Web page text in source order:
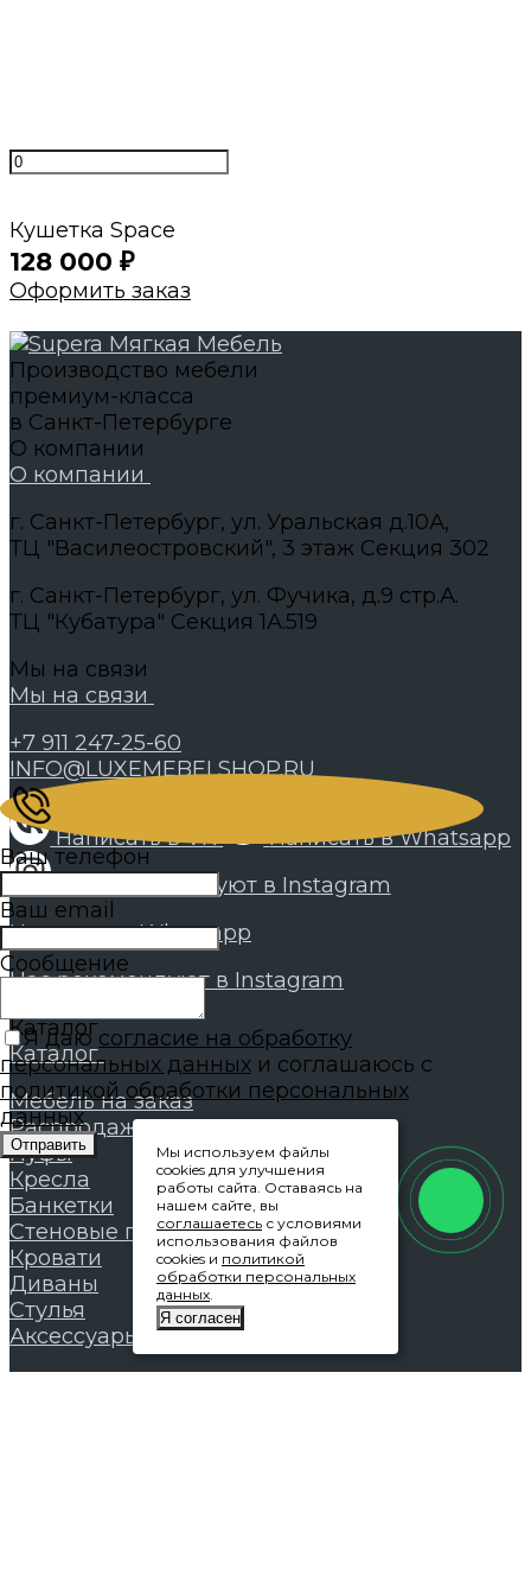
Кушетка Space
128 000 ₽
Оформить заказ
Производство мебели
премиум-класса
в Санкт-Петербурге
О компании
О компании
г. Санкт-Петербург, ул. Уральская д.10А,
ТЦ "Василеостровский", 3 этаж Секция 302
г. Санкт-Петербург, ул. Фучика, д.9 стр.А.
ТЦ "Кубатура" Секция 1А.519
Мы на связи
Мы на связи
+7 911 247-25-60
INFO@LUXEMEBELSHOP.RU
Написать в VK
Написать в Whatsapp
Нас рекомендуют в Instagram
Написать в Whatsapp
Нас рекомендуют в Instagram
Каталог
Каталог
Мебель на заказ
Распродажа
Пуфы
Кресла
Банкетки
Стеновые панели
Кровати
Диваны
Стулья
Аксессуары
Ваш телефон
Ваш email
Сообщение
Я даю согласие на обработку
персональных данных и соглашаюсь с
политикой обработки персональных
данных
Отправить
Мы используем файлы
cookies для улучшения
работы сайта. Оставаясь на
нашем сайте, вы
соглашаетесь с условиями
использования файлов
cookies и политикой
обработки персональных
данных.
Я согласен